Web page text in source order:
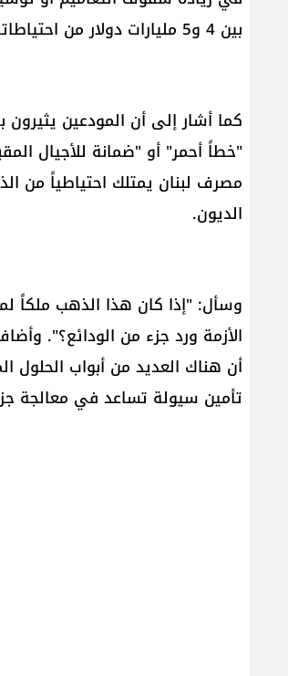
بين 4 و5 مليارات دولار من احتياطاته لرد جزء من أموال المودعين.
كما أشار إلى أن المودعين
"خطاً أحمر" أو "ضمانة للأجيال
الديون.
وسأل: "إذا كان هذا الذهب ملكاً
الأزمة ورد جزء من الودائع؟".
أن هناك العديد من أبواب الحلول
تأمين سيولة تساعد في معالجة